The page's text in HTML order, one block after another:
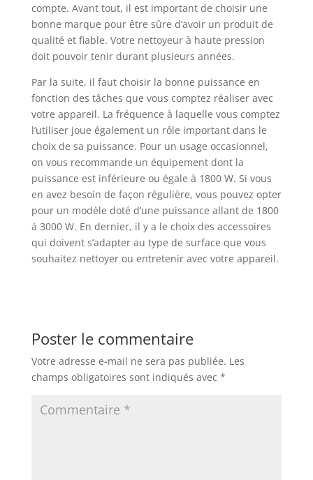
compte. Avant tout, il est important de choisir une
bonne marque pour être sûre d’avoir un produit de
qualité et fiable. Votre nettoyeur à haute pression
doit pouvoir tenir durant plusieurs années.
Par la suite, il faut choisir la bonne puissance en
fonction des tâches que vous comptez réaliser avec
votre appareil. La fréquence à laquelle vous comptez
l’utiliser joue également un rôle important dans le
choix de sa puissance. Pour un usage occasionnel,
on vous recommande un équipement dont la
puissance est inférieure ou égale à 1800 W. Si vous
en avez besoin de façon régulière, vous pouvez opter
pour un modèle doté d’une puissance allant de 1800
à 3000 W. En dernier, il y a le choix des accessoires
qui doivent s’adapter au type de surface que vous
souhaitez nettoyer ou entretenir avec votre appareil.
Poster le commentaire
Votre adresse e-mail ne sera pas publiée. Les
champs obligatoires sont indiqués avec *